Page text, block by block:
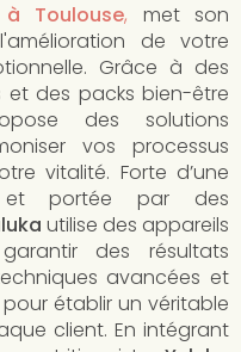
Toulouse, met son
de votre
Grâce à des
et des packs bien-être
des solutions
vos processus
vitalité. Forte d’une
et portée par des
utilise des appareils
des résultats
avancées et
établir un véritable
client. En intégrant